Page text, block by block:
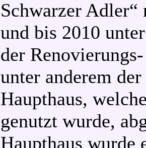
Schwarzer
und bis 2010
der
unter anderem
Haupthaus,
genutzt wurde,
Haupthaus wurde